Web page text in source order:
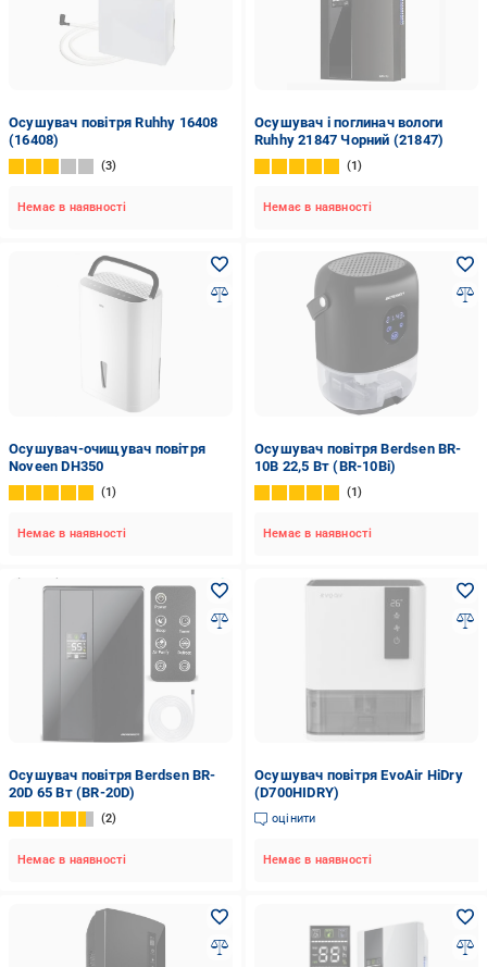
Осушувач повітря Ruhhy 16408
(16408)
3
Немає в наявності
Осушувач і поглинач вологи
Ruhhy 21847 Чорний (21847)
1
Немає в наявності
Осушувач-очищувач повітря
Noveen DH350
1
Немає в наявності
Осушувач повітря Berdsen BR-
10B 22,5 Вт (BR-10Bі)
1
Немає в наявності
Осушувач повітря Berdsen BR-
20D 65 Вт (BR-20D)
2
Немає в наявності
Осушувач повітря EvoAir HiDry
(D700HIDRY)
оцінити
Немає в наявності